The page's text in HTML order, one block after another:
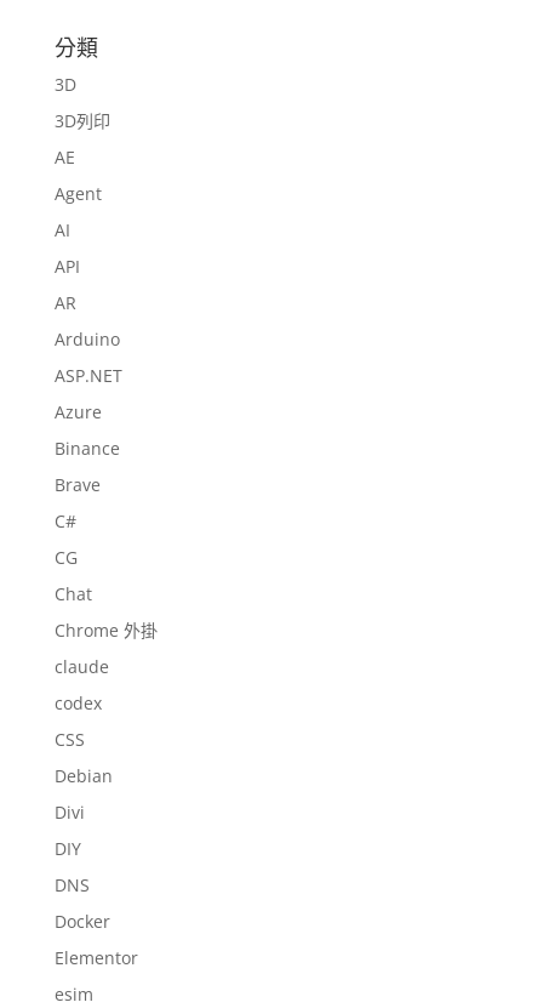
分類
3D
3D列印
AE
Agent
AI
API
AR
Arduino
ASP.NET
Azure
Binance
Brave
C#
CG
Chat
Chrome 外掛
claude
codex
CSS
Debian
Divi
DIY
DNS
Docker
Elementor
esim